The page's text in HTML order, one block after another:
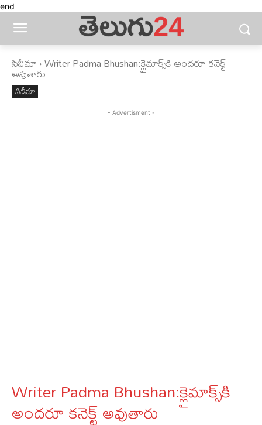
end
సినీమా Writer Padma Bhushan:క్లైమాక్స్‌కి అందరూ కనెక్ట్
అవుతారు
సినీమా
- Advertisment -
Writer Padma Bhushan:క్లైమాక్స్‌కి
అందరూ కనెక్ట్ అవుతారు